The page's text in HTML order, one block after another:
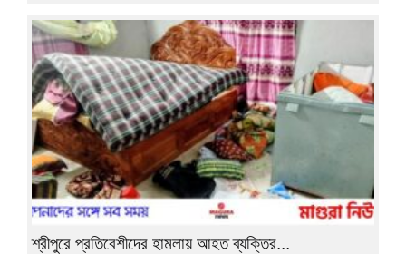
শ্রীপুরে প্রতিবেশীদের হামলায় আহত ব্যক্তির...